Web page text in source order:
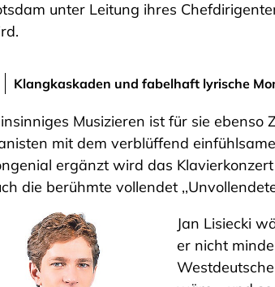
unter Leitung ihres
Klangkaskaden und fabelhaft lyrische
Musizieren ist für sie
mit dem verblüffend
ergänzt wird das
die berühmte vollendet
Jan Lisiecki
er nicht